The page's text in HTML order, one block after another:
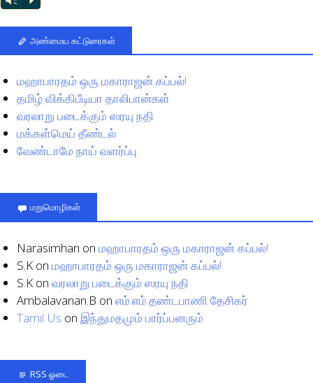
அண்மைய கட்டுரைகள்
மஹாபாரதம் ஒரு மகாராஜன் கப்பல்!
தமிழ் விக்கிபீடியா தாலிபான்கள்
வரலாறு படைக்கும் ஸரயு நதி
மக்கள்மெய் தீண்டல்
வேண்டாமே நாய் வளர்ப்பு
மறுமொழிகள்
Narasimhan on மஹாபாரதம் ஒரு மகாராஜன் கப்பல்!
S.K on மஹாபாரதம் ஒரு மகாராஜன் கப்பல்!
S.K on வரலாறு படைக்கும் ஸரயு நதி
Ambalavanan.B on எம்.எம்.தண்டபாணி தேசிகர்
Tamil Us on இந்துமதமும் பார்ப்பனரும்
RSS ஓடை